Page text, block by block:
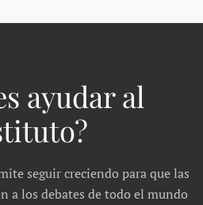
ayudar al
seguir creciendo para que las
a los debates de todo el mundo